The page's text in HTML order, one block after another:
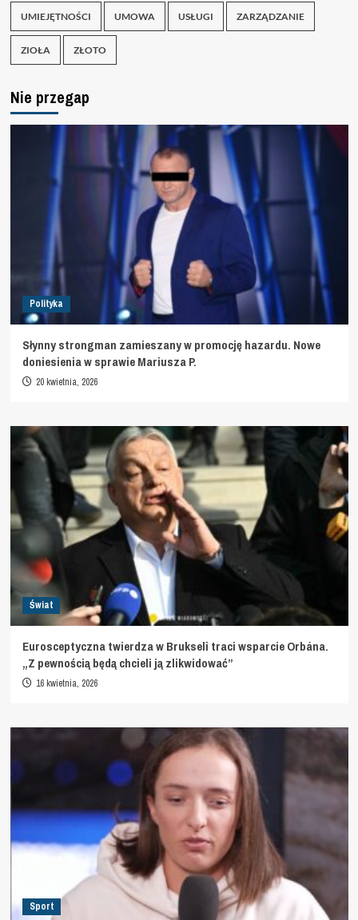
UMIEJĘTNOŚCI UMOWA USŁUGI ZARZĄDZANIE
ZIOŁA ZŁOTO
Nie przegap
Polityka
Słynny strongman zamieszany w promocję hazardu. Nowe
doniesienia w sprawie Mariusza P.
20 kwietnia, 2026
Świat
Eurosceptyczna twierdza w Brukseli traci wsparcie Orbána.
„Z pewnością będą chcieli ją zlikwidować”
16 kwietnia, 2026
Sport